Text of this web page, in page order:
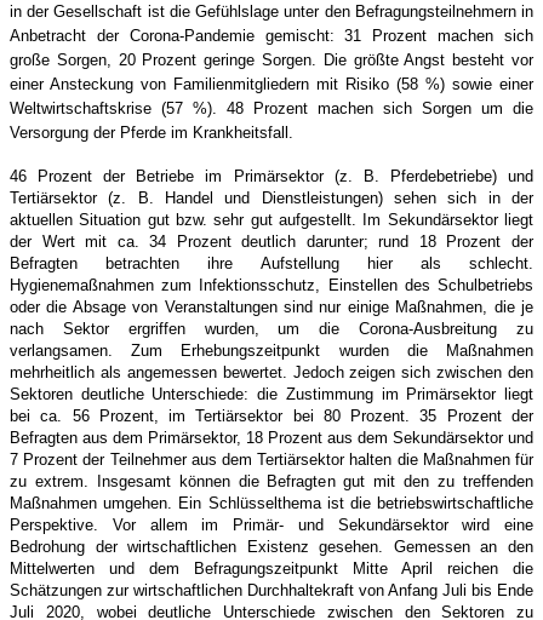
in der Gesellschaft ist die Gefühlslage unter den Befragungsteilnehmern in
Anbetracht der Corona-Pandemie gemischt: 31 Prozent machen sich
große Sorgen, 20 Prozent geringe Sorgen. Die größte Angst besteht vor
einer Ansteckung von Familienmitgliedern mit Risiko (58 %) sowie einer
Weltwirtschaftskrise (57 %). 48 Prozent machen sich Sorgen um die
Versorgung der Pferde im Krankheitsfall.
46 Prozent der Betriebe im Primärsektor (z. B. Pferdebetriebe) und
Tertiärsektor (z. B. Handel und Dienstleistungen) sehen sich in der
aktuellen Situation gut bzw. sehr gut aufgestellt. Im Sekundärsektor liegt
der Wert mit ca. 34 Prozent deutlich darunter; rund 18 Prozent der
Befragten betrachten ihre Aufstellung hier als schlecht.
Hygienemaßnahmen zum Infektionsschutz, Einstellen des Schulbetriebs
oder die Absage von Veranstaltungen sind nur einige Maßnahmen, die je
nach Sektor ergriffen wurden, um die Corona-Ausbreitung zu
verlangsamen. Zum Erhebungszeitpunkt wurden die Maßnahmen
mehrheitlich als angemessen bewertet. Jedoch zeigen sich zwischen den
Sektoren deutliche Unterschiede: die Zustimmung im Primärsektor liegt
bei ca. 56 Prozent, im Tertiärsektor bei 80 Prozent. 35 Prozent der
Befragten aus dem Primärsektor, 18 Prozent aus dem Sekundärsektor und
7 Prozent der Teilnehmer aus dem Tertiärsektor halten die Maßnahmen für
zu extrem. Insgesamt können die Befragten gut mit den zu treffenden
Maßnahmen umgehen. Ein Schlüsselthema ist die betriebswirtschaftliche
Perspektive. Vor allem im Primär- und Sekundärsektor wird eine
Bedrohung der wirtschaftlichen Existenz gesehen. Gemessen an den
Mittelwerten und dem Befragungszeitpunkt Mitte April reichen die
Schätzungen zur wirtschaftlichen Durchhaltekraft von Anfang Juli bis Ende
Juli 2020, wobei deutliche Unterschiede zwischen den Sektoren zu